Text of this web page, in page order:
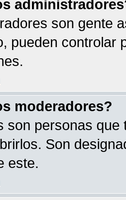
son gente
pueden controlar
moderadores?
son personas
Son
este.